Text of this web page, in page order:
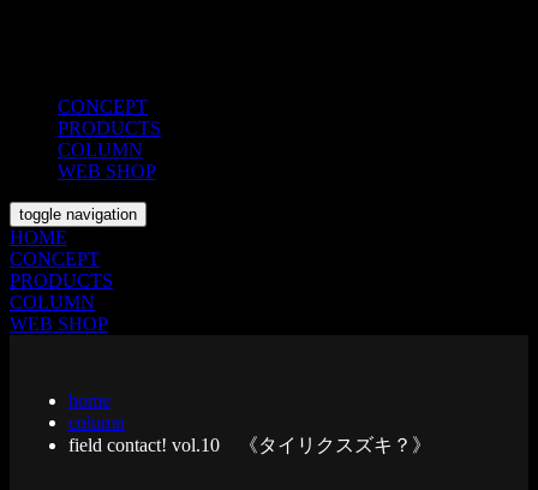
CONCEPT
PRODUCTS
COLUMN
WEB SHOP
toggle navigation
HOME
CONCEPT
PRODUCTS
COLUMN
WEB SHOP
home
column
field contact! vol.10 《タイリクスズキ？》